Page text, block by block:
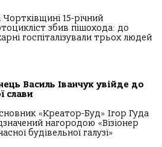
Чортківщині 15-річний
збив пішохода: до
госпіталізували трьох людей
Василь Іванчук увійде до
слави
«Креатор-Буд» Ігор Гуда
нагородою «Візіонер
будівельної галузі»